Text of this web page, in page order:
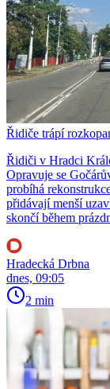
Řidiče trápí
Řidiči v Hradci
Opravuje se
probíhá
přidávají menší
skončí během
Hradecká Drbna
dnes, 09:05
2 min